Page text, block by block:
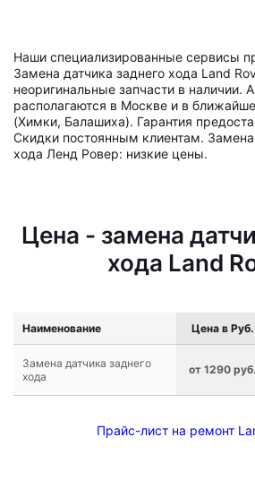
Наши специализированные сервисы
Замена датчика заднего хода Land
неоригинальные запчасти в наличии.
располагаются в Москве и в
(Химки, Балашиха). Гарантия
Скидки постоянным клиентам. Замена
хода Ленд Ровер: низкие цены.
Цена - замена
хода Land
Наименование Цена в Руб.
Замена датчика заднего
хода
от 1290 руб.
Прайс-лист на ремонт